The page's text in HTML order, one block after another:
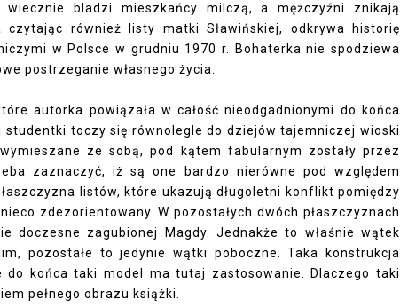
bladzi mieszkańcy milczą, a mężczyźni znikają
również listy matki Sławińskiej, odkrywa historię
w Polsce w grudniu 1970 r. Bohaterka nie spodziewa
postrzeganie własnego życia.
autorka powiązała w całość nieodgadnionymi do końca
toczy się równolegle do dziejów tajemniczej wioski
ze sobą, pod kątem fabularnym zostały przez
zaznaczyć, iż są one bardzo nierówne pod względem
listów, które ukazują długoletni konflikt pomiędzy
zdezorientowany. W pozostałych dwóch płaszczyznach
doczesne zagubionej Magdy. Jednakże to właśnie wątek
pozostałe to jedynie wątki poboczne. Taka konstrukcja
końca taki model ma tutaj zastosowanie. Dlaczego taki
pełnego obrazu książki.